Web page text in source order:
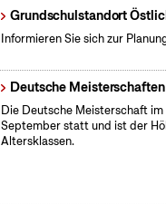
Grundschulstandort
Informieren Sie sich zur
Deutsche
Die Deutsche Meisterschaft
September statt und ist der
Altersklassen.